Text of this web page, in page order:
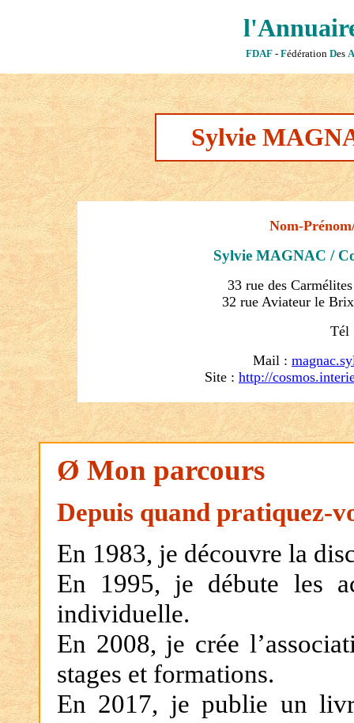
FDAF- Fédération Des A
Sylvie
Nom-
Sylvie MAGNAC /
33 rue des
32 rue Aviateur le
Tél
Mail :
Site : http://
Ø Mon parcours
Depuis quand pratiquez-
En 1983, je découvre la
En 1995, je débute les
individuelle.
En 2008, je crée
stages et formations.
En 2017, je publie un